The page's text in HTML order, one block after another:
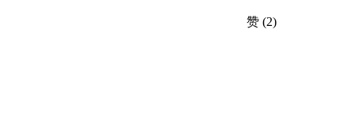
赞 (2)